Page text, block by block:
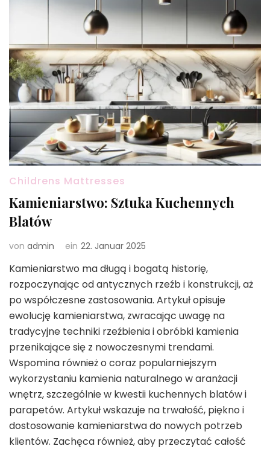
Childrens Mattresses
Kamieniarstwo: Sztuka Kuchennych
Blatów
von admin ein 22. Januar 2025
Kamieniarstwo ma długą i bogatą historię,
rozpoczynając od antycznych rzeźb i konstrukcji, aż
po współczesne zastosowania. Artykuł opisuje
ewolucję kamieniarstwa, zwracając uwagę na
tradycyjne techniki rzeźbienia i obróbki kamienia
przenikające się z nowoczesnymi trendami.
Wspomina również o coraz popularniejszym
wykorzystaniu kamienia naturalnego w aranżacji
wnętrz, szczególnie w kwestii kuchennych blatów i
parapetów. Artykuł wskazuje na trwałość, piękno i
dostosowanie kamieniarstwa do nowych potrzeb
klientów. Zachęca również, aby przeczytać całość